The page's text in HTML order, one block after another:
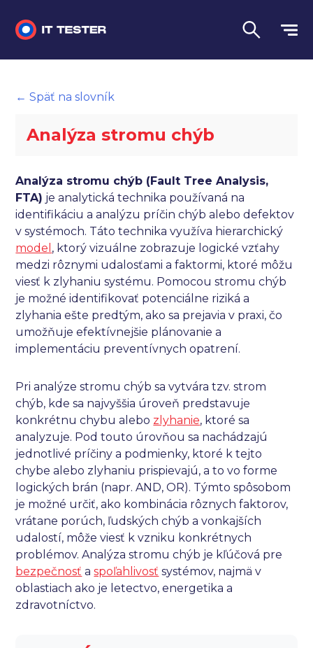
Automatizované testovanie
Performance testing
Interview otázky na pohovor
Slovník
Jazyk
← Späť na slovník
Analýza stromu chýb
Analýza stromu chýb (Fault Tree Analysis,
FTA) je analytická technika používaná na
identifikáciu a analýzu príčin chýb alebo defektov
v systémoch. Táto technika využíva hierarchický
model , ktorý vizuálne zobrazuje logické vzťahy
medzi rôznymi udalosťami a faktormi, ktoré môžu
viesť k zlyhaniu systému. Pomocou stromu chýb
je možné identifikovať potenciálne riziká a
zlyhania ešte predtým, ako sa prejavia v praxi, čo
umožňuje efektívnejšie plánovanie a
implementáciu preventívnych opatrení.
Pri analýze stromu chýb sa vytvára tzv. strom
chýb, kde sa najvyššia úroveň predstavuje
konkrétnu chybu alebo zlyhanie, ktoré sa
analyzuje. Pod touto úrovňou sa nachádzajú
jednotlivé príčiny a podmienky, ktoré k tejto
chybe alebo zlyhaniu prispievajú, a to vo forme
logických brán (napr. AND, OR). Týmto spôsobom
je možné určiť, ako kombinácia rôznych faktorov,
vrátane porúch, ľudských chýb a vonkajších
udalostí, môže viesť k vzniku konkrétnych
problémov. Analýza stromu chýb je kľúčová pre
bezpečnosť aspoľahlivosť systémov, najmä v
oblastiach ako je letectvo, energetika a
zdravotníctvo.